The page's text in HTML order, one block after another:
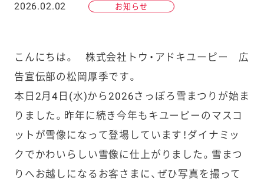
2026.02.02 お知らせ
こんにちは。 株式会社トウ・アドキユーピー 広
告宣伝部の松岡厚季です。
本日2月4日(水)から2026さっぽろ雪まつりが始ま
りました。昨年に続き今年もキユーピーのマスコ
ットが雪像になって登場しています！ダイナミッ
クでかわいらしい雪像に仕上がりました。雪まつ
りへお越しになるお客さまに、ぜひ写真を撮って